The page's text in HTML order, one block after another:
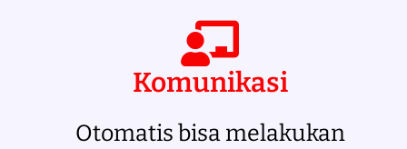
Komunikasi
Otomatis bisa melakukan